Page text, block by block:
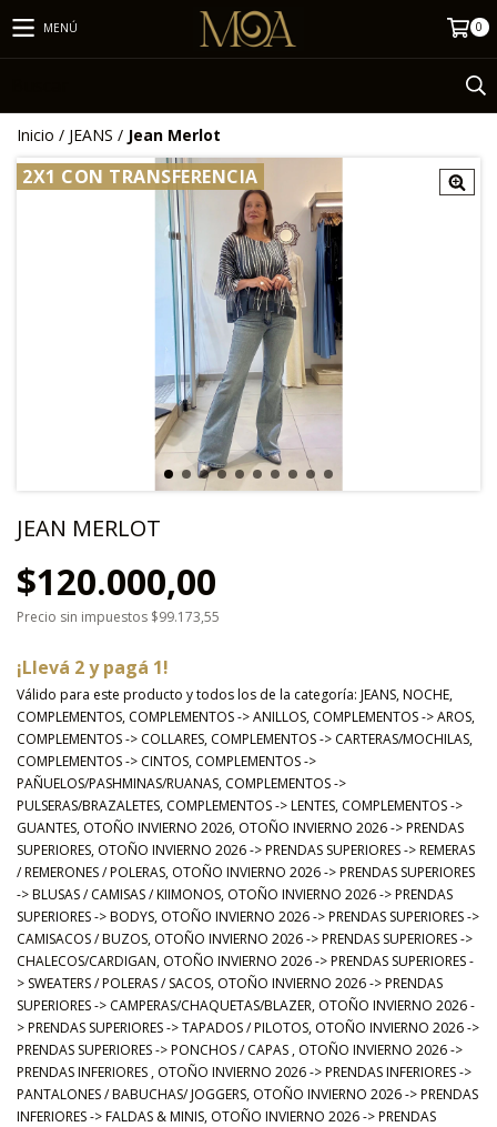
MENÚ 0
Inicio / JEANS / Jean Merlot
2X1 CON TRANSFERENCIA
JEAN MERLOT
$120.000,00
Precio sin impuestos $99.173,55
¡Llevá 2 y pagá 1!
Válido para este producto y todos los de la categoría: JEANS, NOCHE,
COMPLEMENTOS, COMPLEMENTOS -> ANILLOS, COMPLEMENTOS -> AROS,
COMPLEMENTOS -> COLLARES, COMPLEMENTOS -> CARTERAS/MOCHILAS,
COMPLEMENTOS -> CINTOS, COMPLEMENTOS ->
PAÑUELOS/PASHMINAS/RUANAS, COMPLEMENTOS ->
PULSERAS/BRAZALETES, COMPLEMENTOS -> LENTES, COMPLEMENTOS ->
GUANTES, OTOÑO INVIERNO 2026, OTOÑO INVIERNO 2026 -> PRENDAS
SUPERIORES, OTOÑO INVIERNO 2026 -> PRENDAS SUPERIORES -> REMERAS
/ REMERONES / POLERAS, OTOÑO INVIERNO 2026 -> PRENDAS SUPERIORES
-> BLUSAS / CAMISAS / KIIMONOS, OTOÑO INVIERNO 2026 -> PRENDAS
SUPERIORES -> BODYS, OTOÑO INVIERNO 2026 -> PRENDAS SUPERIORES ->
CAMISACOS / BUZOS, OTOÑO INVIERNO 2026 -> PRENDAS SUPERIORES ->
CHALECOS/CARDIGAN, OTOÑO INVIERNO 2026 -> PRENDAS SUPERIORES -
> SWEATERS / POLERAS / SACOS, OTOÑO INVIERNO 2026 -> PRENDAS
SUPERIORES -> CAMPERAS/CHAQUETAS/BLAZER, OTOÑO INVIERNO 2026 -
> PRENDAS SUPERIORES -> TAPADOS / PILOTOS, OTOÑO INVIERNO 2026 ->
PRENDAS SUPERIORES -> PONCHOS / CAPAS , OTOÑO INVIERNO 2026 ->
PRENDAS INFERIORES , OTOÑO INVIERNO 2026 -> PRENDAS INFERIORES ->
PANTALONES / BABUCHAS/ JOGGERS, OTOÑO INVIERNO 2026 -> PRENDAS
INFERIORES -> FALDAS & MINIS, OTOÑO INVIERNO 2026 -> PRENDAS